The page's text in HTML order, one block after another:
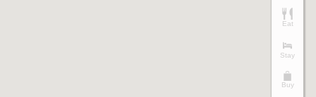
Eat
Stay
Buy